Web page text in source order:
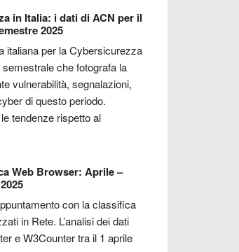
in Italia: i dati di ACN per il
2025
italiana per la Cybersicurezza
che fotografa la
vulnerabilità, segnalazioni,
di questo periodo.
tendenze rispetto al
Web Browser: Aprile –
con la classifica
in Rete. L’analisi dei dati
e W3Counter tra il 1 aprile